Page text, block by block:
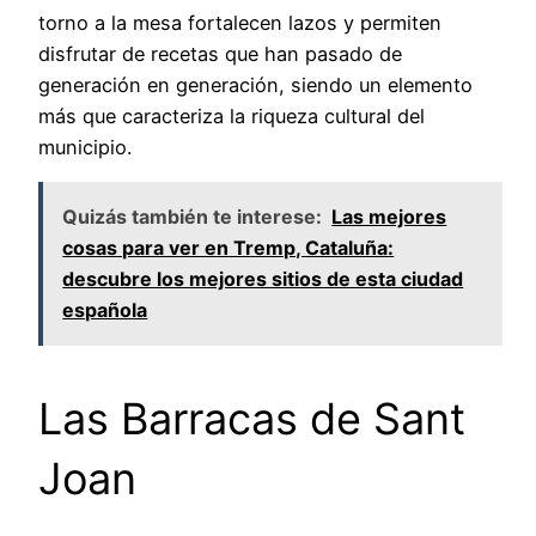
torno a la mesa fortalecen lazos y permiten
disfrutar de recetas que han pasado de
generación en generación, siendo un elemento
más que caracteriza la riqueza cultural del
municipio.
Quizás también te interese: Las mejores
cosas para ver en Tremp, Cataluña:
descubre los mejores sitios de esta ciudad
española
Las Barracas de Sant
Joan